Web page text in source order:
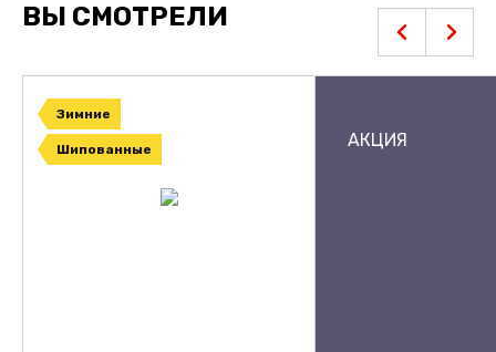
ВЫ СМОТРЕЛИ
Зимние
Шипованные АКЦИЯ